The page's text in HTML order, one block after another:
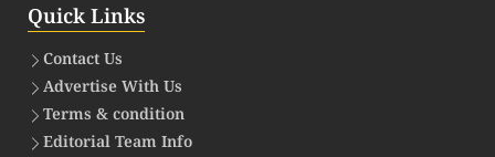
Quick Links
Contact Us
Advertise With Us
Terms & condition
Editorial Team Info